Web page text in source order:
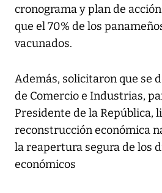
cronograma y plan de
que el 70% de los
vacunados.
Además, solicitaron que se
de Comercio e Industrias,
Presidente de la República,
reconstrucción económica
la reapertura segura de los
económicos